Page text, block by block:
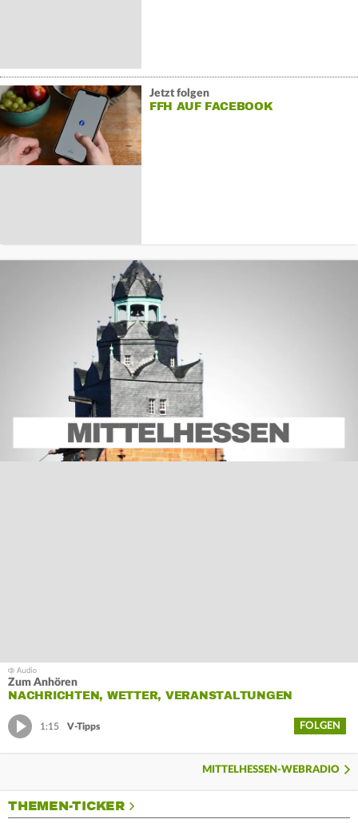
Jetzt folgen
FFH AUF FACEBOOK
Zum Anhören
NACHRICHTEN, WETTER, VERANSTALTUNGEN
1:15 V-Tipps FOLGEN
MITTELHESSEN-WEBRADIO
THEMEN-TICKER